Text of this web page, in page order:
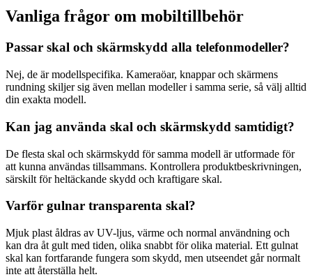
Vanliga frågor om mobiltillbehör
Passar skal och skärmskydd alla telefonmodeller?
Nej, de är modellspecifika. Kameraöar, knappar och skärmens
rundning skiljer sig även mellan modeller i samma serie, så välj alltid
din exakta modell.
Kan jag använda skal och skärmskydd samtidigt?
De flesta skal och skärmskydd för samma modell är utformade för
att kunna användas tillsammans. Kontrollera produktbeskrivningen,
särskilt för heltäckande skydd och kraftigare skal.
Varför gulnar transparenta skal?
Mjuk plast åldras av UV-ljus, värme och normal användning och
kan dra åt gult med tiden, olika snabbt för olika material. Ett gulnat
skal kan fortfarande fungera som skydd, men utseendet går normalt
inte att återställa helt.